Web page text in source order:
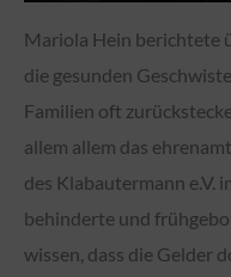
Mariola Hein berichtete
die gesunden
Familien oft
allem allem das
des Klabautermann e.V.
behinderte und
wissen, dass die Gelder